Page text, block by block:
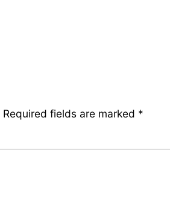
Required fields are marked *